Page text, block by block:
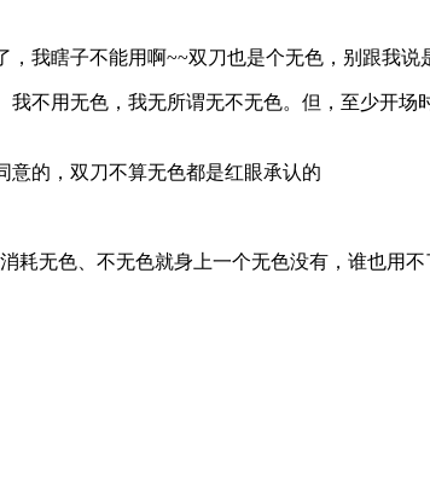
瞎子不能用啊~~双刀也是个无色，别跟我说
我不用无色，我无所谓无不无色。但，至少开场
的，双刀不算无色都是红眼承认的
无色、不无色就身上一个无色没有，谁也用不